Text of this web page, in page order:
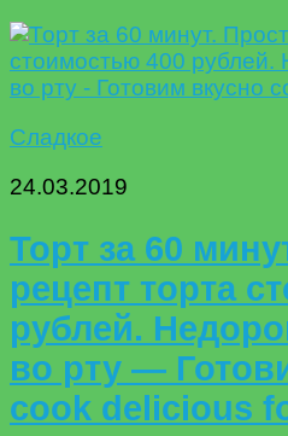
Сладкое
24.03.2019
Торт за 60
рецепт торта
рублей.
во рту —
cook delicious